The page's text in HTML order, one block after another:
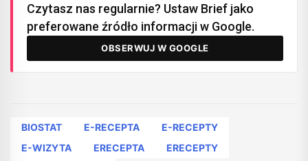
Czytasz nas regularnie? Ustaw Brief jako
preferowane źródło informacji w Google.
OBSERWUJ W GOOGLE
BIOSTAT E-RECEPTA
E-RECEPTY
E-WIZYTA
ERECEPTA
ERECEPTY